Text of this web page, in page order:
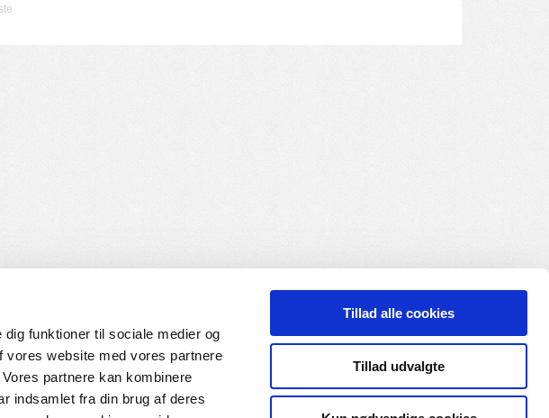
funktioner til sociale medier og
vores website med vores partnere
partnere kan kombinere
indsamlet fra din brug af deres
Tillad alle cookies
Tillad udvalgte
HANDLER DU
shop